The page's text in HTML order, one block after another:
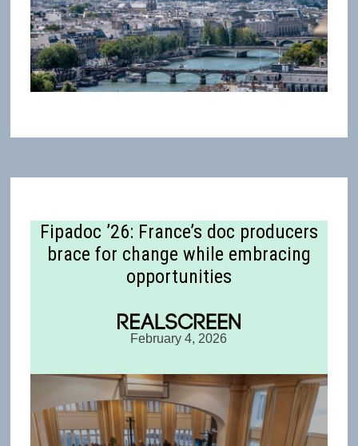
Fipadoc ’26: France’s doc producers
brace for change while embracing
opportunities
February 4, 2026